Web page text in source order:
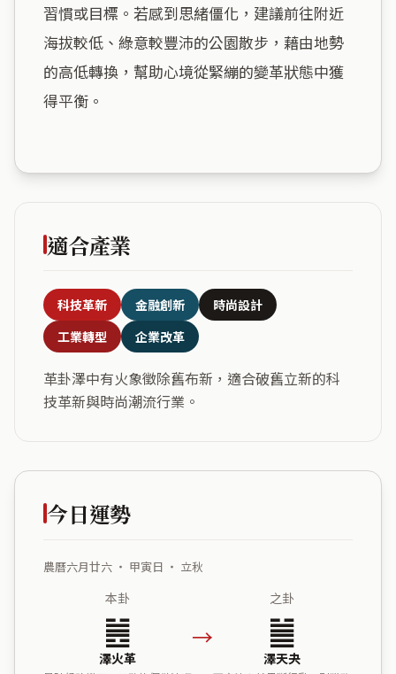
習慣或目標。若感到思緒僵化，建議前往附近
海拔較低、綠意較豐沛的公園散步，藉由地勢
的高低轉換，幫助心境從緊繃的變革狀態中獲
得平衡。
適合產業
科技革新 金融創新
時尚設計
工業轉型
企業改革
革卦澤中有火象徵除舊布新，適合破舊立新的科
技革新與時尚潮流行業。
今日運勢
農曆六月廿六 ・ 甲寅日 ・ 立秋
本卦
䷰
澤火革
→
之卦
䷪
澤天夬